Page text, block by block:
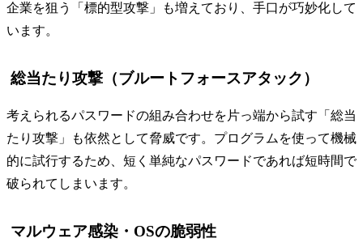
企業を狙う「標的型攻撃」も増えており、手口が巧妙化して
います。
総当たり攻撃（ブルートフォースアタック）
考えられるパスワードの組み合わせを片っ端から試す「総当
たり攻撃」も依然として脅威です。プログラムを使って機械
的に試行するため、短く単純なパスワードであれば短時間で
破られてしまいます。
マルウェア感染・OSの脆弱性